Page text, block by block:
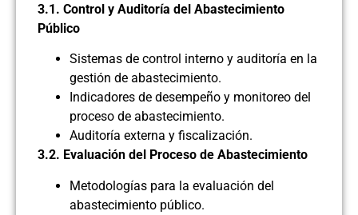
3.1. Control y Auditoría del Abastecimiento
Público
Sistemas de control interno y auditoría en la
gestión de abastecimiento.
Indicadores de desempeño y monitoreo del
proceso de abastecimiento.
Auditoría externa y fiscalización.
3.2. Evaluación del Proceso de Abastecimiento
Metodologías para la evaluación del
abastecimiento público.